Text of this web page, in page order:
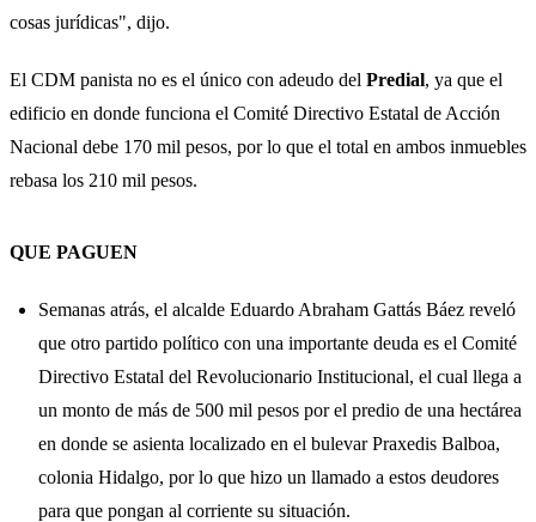
cosas jurídicas", dijo.
El CDM panista no es el único con adeudo del Predial, ya que el
edificio en donde funciona el Comité Directivo Estatal de Acción
Nacional debe 170 mil pesos, por lo que el total en ambos inmuebles
rebasa los 210 mil pesos.
QUE PAGUEN
Semanas atrás, el alcalde Eduardo Abraham Gattás Báez reveló
que otro partido político con una importante deuda es el Comité
Directivo Estatal del Revolucionario Institucional, el cual llega a
un monto de más de 500 mil pesos por el predio de una hectárea
en donde se asienta localizado en el bulevar Praxedis Balboa,
colonia Hidalgo, por lo que hizo un llamado a estos deudores
para que pongan al corriente su situación.